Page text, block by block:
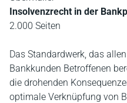
Insolvenzrecht in der
2.000 Seiten
Das Standardwerk, das
Bankkunden Betroffenen
die drohenden
optimale Verknüpfung von